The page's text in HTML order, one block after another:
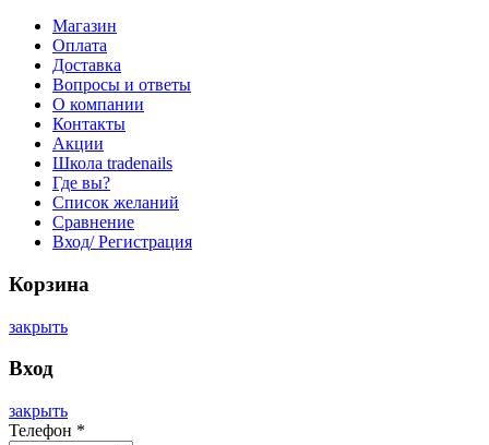
Магазин
Оплата
Доставка
Вопросы и ответы
О компании
Контакты
Акции
Школа tradenails
Где вы?
Список желаний
Сравнение
Вход/ Регистрация
Корзина
закрыть
Вход
закрыть
Телефон *